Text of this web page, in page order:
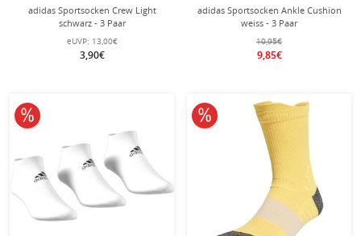
adidas Sportsocken Crew Light
schwarz - 3 Paar
eUVP: 13,00€
3,90€
adidas Sportsocken Ankle Cushion
weiss - 3 Paar
10,95€
9,85€
10% reduziert 10% reduziert